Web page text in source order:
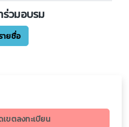
ร่วมอบรม
ายชื่อ
ขตลงทะเบียน